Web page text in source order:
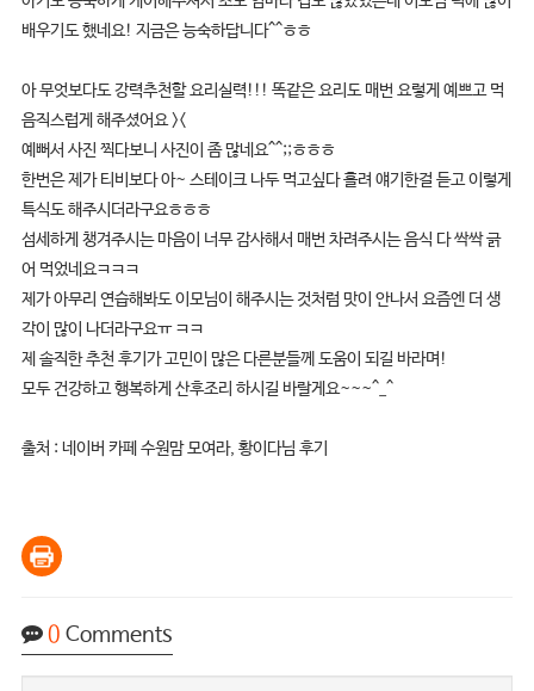
배우기도 했네요! 지금은 능숙하답니다^^ㅎㅎ
아 무엇보다도 강력추천할 요리실력!!! 똑같은 요리도 매번 요렇게 예쁘고 먹
음직스럽게 해주셨어요 ><
예뻐서 사진 찍다보니 사진이 좀 많네요^^;;ㅎㅎㅎ
한번은 제가 티비보다 아~ 스테이크 나두 먹고싶다 흘려 얘기한걸 듣고 이렇게
특식도 해주시더라구요ㅎㅎㅎ
섬세하게 챙겨주시는 마음이 너무 감사해서 매번 차려주시는 음식 다 싹싹 긁
어 먹었네요ㅋㅋㅋ
제가 아무리 연습해봐도 이모님이 해주시는 것처럼 맛이 안나서 요즘엔 더 생
각이 많이 나더라구요ㅠ ㅋㅋ
제 솔직한 추천 후기가 고민이 많은 다른분들께 도움이 되길 바라며!
모두 건강하고 행복하게 산후조리 하시길 바랄게요~~~^_^
출처 : 네이버 카페 수원맘 모여라, 황이다님 후기
0 Comments